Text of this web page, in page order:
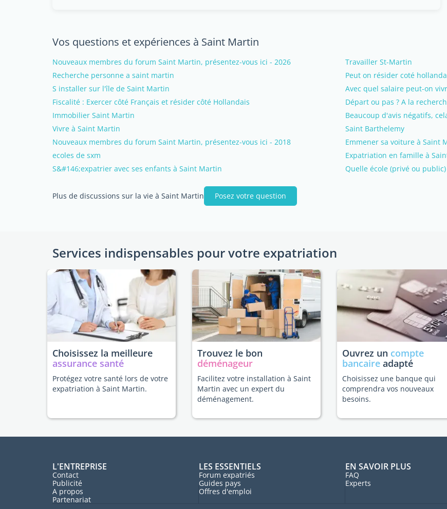
Vos questions et expériences à Saint Martin
Nouveaux membres du forum Saint Martin, présentez-vous ici - 2026
Travailler St-Martin
Recherche personne a saint martin
Peut on résider coté
S installer sur l'île de Saint Martin
Avec quel salaire peut-on
Fiscalité : Exercer côté Français et résider côté Hollandais
Départ ou pas ? A la
Immobilier Saint Martin
Beaucoup d'avis négatifs,
Vivre à Saint Martin
Saint Barthelemy
Nouveaux membres du forum Saint Martin, présentez-vous ici - 2018
Emmener sa voiture à Saint
ecoles de sxm
Expatriation en famille à
S&#146;expatrier avec ses enfants à Saint Martin
Quelle école (privé ou
Plus de discussions sur la vie à Saint Martin Posez votre question
Services indispensables pour votre expatriation
Choisissez la meilleure
assurance santé
Protégez votre santé lors de votre
expatriation à Saint Martin.
Trouvez le bon
déménageur
Facilitez votre installation à Saint
Martin avec un expert du
déménagement.
Ouvrez un compte
bancaire adapté
Choisissez une banque qui
comprendra vos nouveaux
besoins.
L'ENTREPRISE
Contact
Publicité
A propos
Partenariat
LES ESSENTIELS
Forum expatriés
Guides pays
Offres d'emploi
EN SAVOIR PLUS
FAQ
Experts